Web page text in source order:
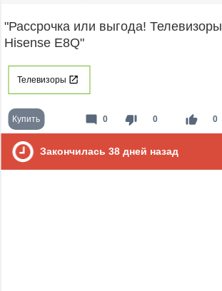
"Рассрочка или выгода! Телевизоры
Hisense E8Q"
Телевизоры
Купить thumb_down 0 thumb_up 0
mode_comment 0
Закончилась 38 дней назад